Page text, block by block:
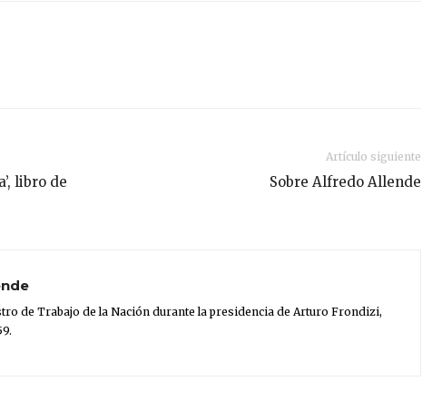
libro de
Artículo siguiente
Sobre Alfredo Allende
de Trabajo de la Nación durante la presidencia de Arturo Frondizi,